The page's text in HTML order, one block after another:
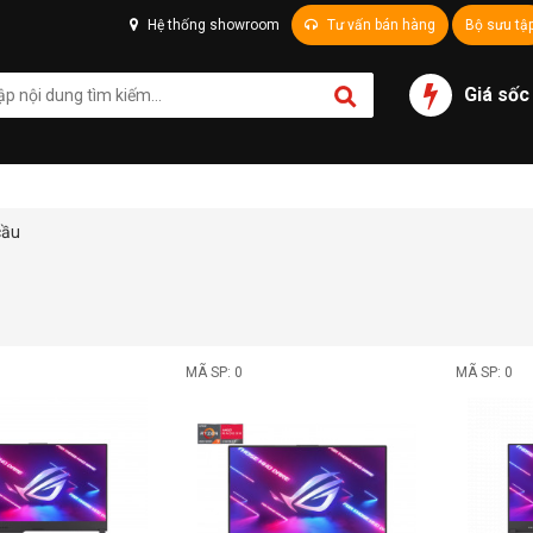
Hệ thống showroom Tư vấn bán hàng Bộ sưu
Giá sốc
MÃ SP: 0 MÃ SP: 0